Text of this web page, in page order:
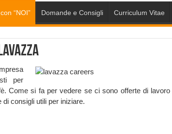
“NOI” Domande e Consigli Curriculum Vitae
per
Come si fa per vedere se ci sono offerte di lavoro
consigli utili per iniziare.